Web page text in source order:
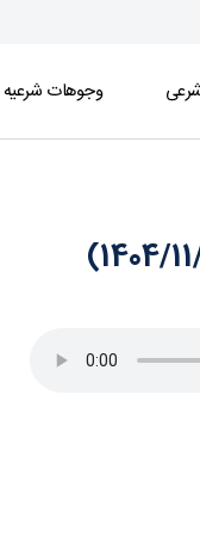
وجوهات شرعیه